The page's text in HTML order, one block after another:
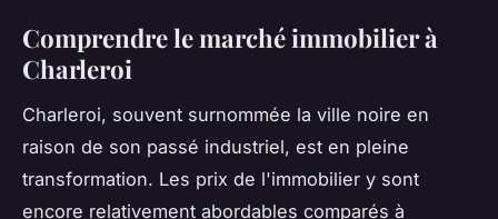
Comprendre le marché immobilier à
Charleroi
Charleroi, souvent surnommée la ville noire en
raison de son passé industriel, est en pleine
transformation. Les prix de l'immobilier y sont
encore relativement abordables comparés à